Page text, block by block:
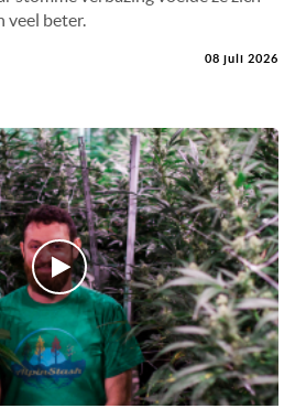
veel beter.
08 juli 2026